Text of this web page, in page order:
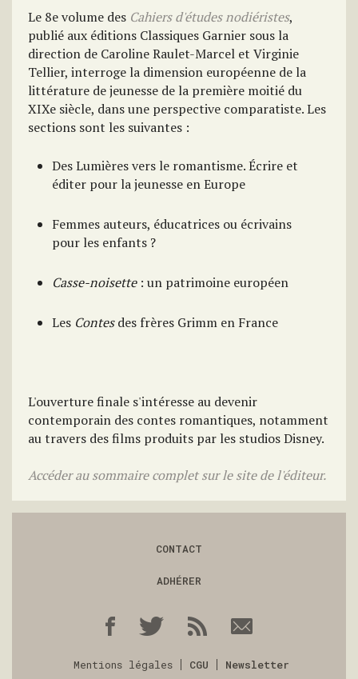
Le 8e volume des Cahiers d'études nodiéristes,
publié aux éditions Classiques Garnier sous la
direction de Caroline Raulet-Marcel et Virginie
Tellier, interroge la dimension européenne de la
littérature de jeunesse de la première moitié du
XIXe siècle, dans une perspective comparatiste. Les
sections sont les suivantes :
Des Lumières vers le romantisme. Écrire et
éditer pour la jeunesse en Europe
Femmes auteurs, éducatrices ou écrivains
pour les enfants ?
Casse-noisette: un patrimoine européen
Les Contesdes frères Grimm en France
L'ouverture finale s'intéresse au devenir
contemporain des contes romantiques, notamment
au travers des films produits par les studios Disney.
Accéder au sommaire complet sur le site de l'éditeur.
CONTACT
ADHÉRER
Mentions légales CGU Newsletter